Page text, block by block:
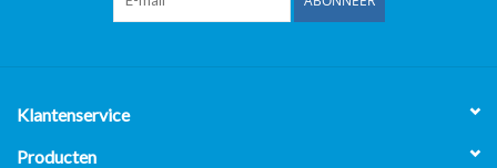
Klantenservice
Producten